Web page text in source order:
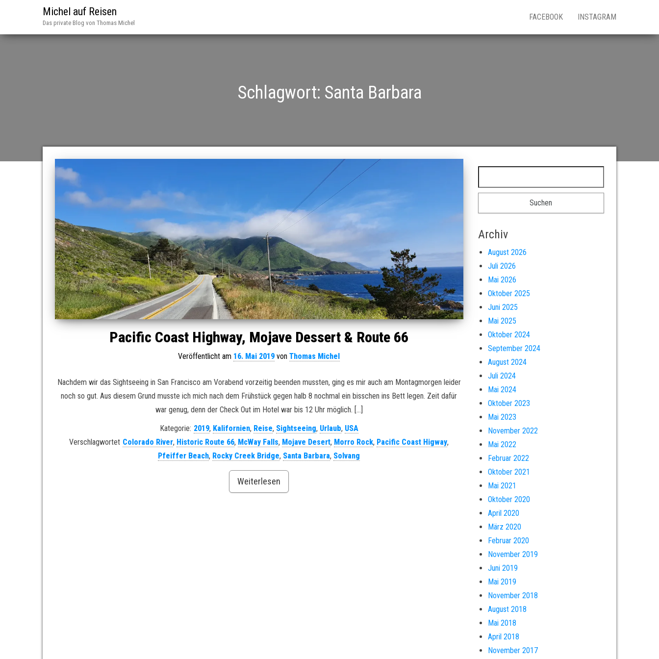
Michel auf Reisen
Das private Blog von Thomas Michel
FACEBOOK INSTAGRAM
Schlagwort: Santa Barbara
Pacific Coast Highway, Mojave Dessert & Route 66
Veröffentlicht am 16. Mai 2019 vonThomas Michel
Nachdem wir das Sightseeing in San Francisco am Vorabend vorzeitig beenden mussten, ging es mir auch am Montagmorgen leider
noch so gut. Aus diesem Grund musste ich mich nach dem Frühstück gegen halb 8 nochmal ein bisschen ins Bett legen. Zeit dafür
war genug, denn der Check Out im Hotel war bis 12 Uhr möglich. […]
Kategorie: 2019, Kalifornien, Reise, Sightseeing, Urlaub, USA
Verschlagwortet Colorado River, Historic Route 66, McWay Falls, Mojave Desert, Morro Rock, Pacific Coast Higway,
Pfeiffer Beach, Rocky Creek Bridge, Santa Barbara, Solvang
Weiterlesen
Archiv
August 2026
Juli 2026
Mai 2026
Oktober 2025
Juni 2025
Mai 2025
Oktober 2024
September 2024
August 2024
Juli 2024
Mai 2024
Oktober 2023
Mai 2023
November 2022
Mai 2022
Februar 2022
Oktober 2021
Mai 2021
Oktober 2020
April 2020
März 2020
Februar 2020
November 2019
Juni 2019
Mai 2019
November 2018
August 2018
Mai 2018
April 2018
November 2017